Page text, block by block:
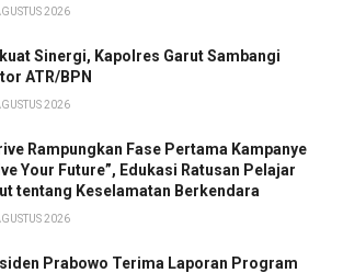
2026
Sinergi, Kapolres Garut Sambangi
ATR/BPN
2026
Rampungkan Fase Pertama Kampanye
Your Future”, Edukasi Ratusan Pelajar
tentang Keselamatan Berkendara
2026
Prabowo Terima Laporan Program